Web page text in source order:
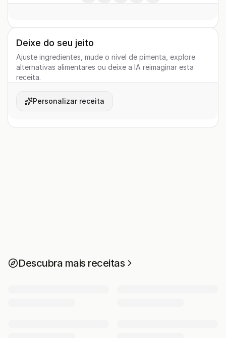
Deixe do seu jeito
Ajuste ingredientes, mude o nível de pimenta, explore
alternativas alimentares ou deixe a IA reimaginar esta
receita.
Personalizar receita
Descubra mais receitas